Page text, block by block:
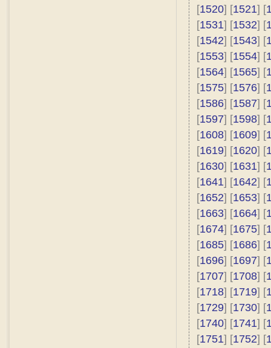
[1520] [1521] [
[1531] [1532] [
[1542] [1543] [
[1553] [1554] [
[1564] [1565] [
[1575] [1576] [
[1586] [1587] [
[1597] [1598] [
[1608] [1609] [
[1619] [1620] [
[1630] [1631] [
[1641] [1642] [
[1652] [1653] [
[1663] [1664] [
[1674] [1675] [
[1685] [1686] [
[1696] [1697] [
[1707] [1708] [
[1718] [1719] [
[1729] [1730] [
[1740] [1741] [
[1751] [1752] [